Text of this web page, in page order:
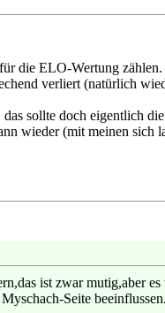
die ELO-Wertung zählen.
verliert (natürlich
sollte doch eigentlich
wieder (mit meinen sich
ist zwar mutig,aber
Seite beeinflussen.